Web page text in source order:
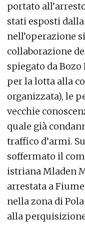
portato
stati esposti
nell’operazione
collaborazione
spiegato da Bozo
per la lotta alla
organizzata), le
vecchie
quale già
traffico d’armi.
soffermato il
istriana Mladen
arrestata a
nella zona di
alla